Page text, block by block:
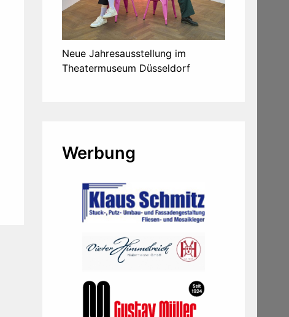
Neue Jahresausstellung im
Theatermuseum Düsseldorf
Werbung